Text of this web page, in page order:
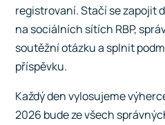
registrovaní. Stačí se zapojit
na sociálních sítích RBP,
soutěžní otázku a splnit
příspěvku.
Každý den vylosujeme
2026 bude ze všech